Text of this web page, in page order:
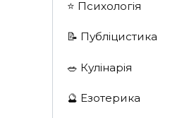
⭐️ Психологія
📝 Публіцистика
🥗 Кулінарія
🔮 Езотерика